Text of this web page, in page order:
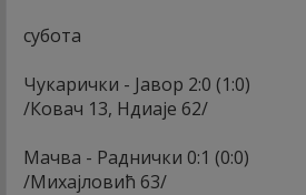
субота
Чукарички - Јавор 2:0 (1:0)
/Ковач 13, Ндиаје 62/
Мачва - Раднички 0:1 (0:0)
/Михајловић 63/